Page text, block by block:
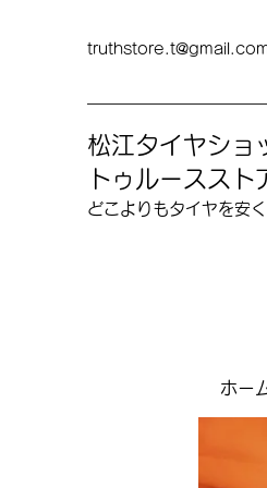
松江タイヤショ
トゥルーススト
どこよりも​タイヤを安
ホー